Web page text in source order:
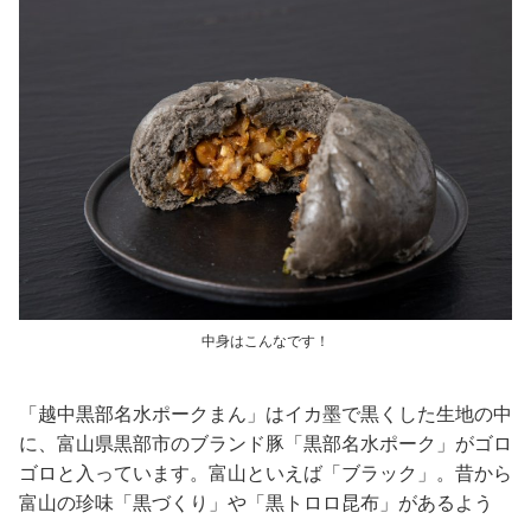
中身はこんなです！
「越中黒部名水ポークまん」はイカ墨で黒くした生地の中
に、富山県黒部市のブランド豚「黒部名水ポーク」がゴロ
ゴロと入っています。富山といえば「ブラック」。昔から
富山の珍味「黒づくり」や「黒トロロ昆布」があるよう